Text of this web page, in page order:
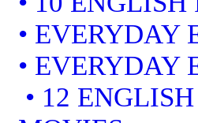
• EVERYDAY
• EVERYDAY
• 12